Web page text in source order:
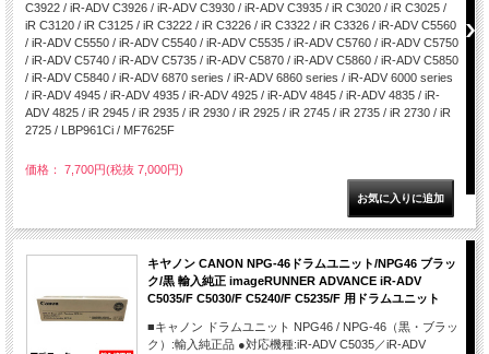
C3922 / iR-ADV C3926 / iR-ADV C3930 / iR-ADV C3935 / iR C3020 / iR C3025 /
iR C3120 / iR C3125 / iR C3222 / iR C3226 / iR C3322 / iR C3326 / iR-ADV C5560
/ iR-ADV C5550 / iR-ADV C5540 / iR-ADV C5535 / iR-ADV C5760 / iR-ADV C5750
/ iR-ADV C5740 / iR-ADV C5735 / iR-ADV C5870 / iR-ADV C5860 / iR-ADV C5850
/ iR-ADV C5840 / iR-ADV 6870 series / iR-ADV 6860 series / iR-ADV 6000 series
/ iR-ADV 4945 / iR-ADV 4935 / iR-ADV 4925 / iR-ADV 4845 / iR-ADV 4835 / iR-
ADV 4825 / iR 2945 / iR 2935 / iR 2930 / iR 2925 / iR 2745 / iR 2735 / iR 2730 / iR
2725 / LBP961Ci / MF7625F
価格： 7,700円(税抜 7,000円)
キヤノン CANON NPG-46ドラムユニット/NPG46 ブラッ
ク/黒 輸入純正 imageRUNNER ADVANCE iR-ADV
C5035/F C5030/F C5240/F C5235/F 用ドラムユニット
■キャノン ドラムユニット NPG46 / NPG-46（黒・ブラッ
ク）:輸入純正品 ●対応機種:iR-ADV C5035／iR-ADV